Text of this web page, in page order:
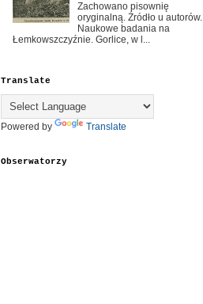
Zachowano pisownię
oryginalną. Źródło u autorów.
Naukowe badania na
Łemkowszczyźnie. Gorlice, w l...
Translate
Powered by Translate
Obserwatorzy